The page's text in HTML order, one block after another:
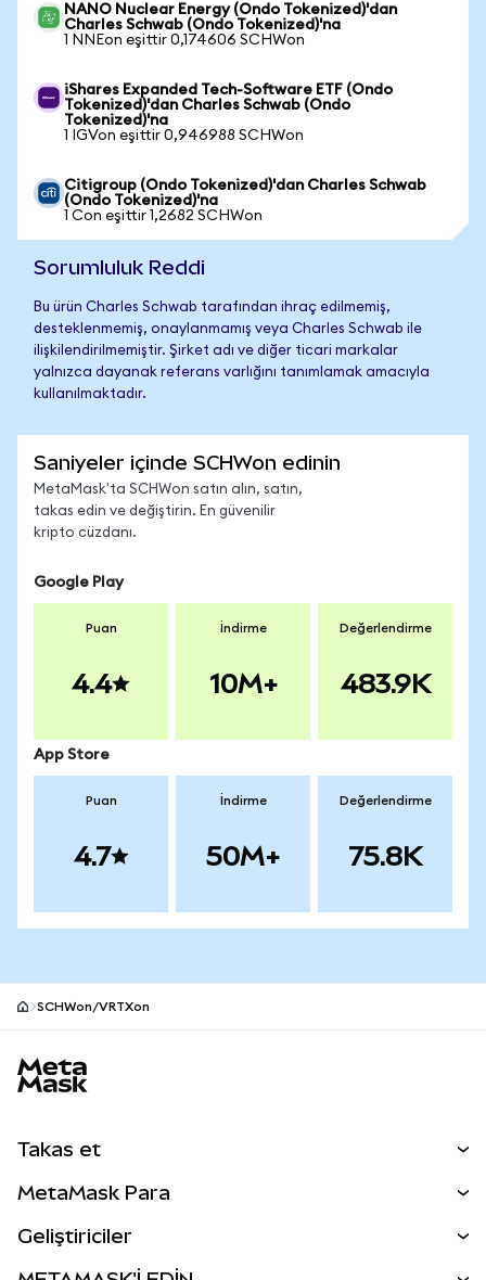
NANO Nuclear Energy (Ondo Tokenized)'dan
Charles Schwab (Ondo Tokenized)'na
1 NNEon eşittir 0,174606 SCHWon
iShares Expanded Tech-Software ETF (Ondo
Tokenized)'dan Charles Schwab (Ondo
Tokenized)'na
1 IGVon eşittir 0,946988 SCHWon
Citigroup (Ondo Tokenized)'dan Charles Schwab
(Ondo Tokenized)'na
1 Con eşittir 1,2682 SCHWon
Sorumluluk Reddi
Bu ürün Charles Schwab tarafından ihraç edilmemiş,
desteklenmemiş, onaylanmamış veya Charles Schwab ile
ilişkilendirilmemiştir. Şirket adı ve diğer ticari markalar
yalnızca dayanak referans varlığını tanımlamak amacıyla
kullanılmaktadır.
Saniyeler içinde SCHWon edinin
MetaMask'ta SCHWon satın alın, satın,
takas edin ve değiştirin. En güvenilir
kripto cüzdanı.
Google Play
Puan
4.4
İndirme
10M+
Değerlendirme
483.9K
App Store
Puan
4.7
İndirme
50M+
Değerlendirme
75.8K
SCHWon/VRTXon
Takas et
Perps
MetaMask Para
Geliştiriciler